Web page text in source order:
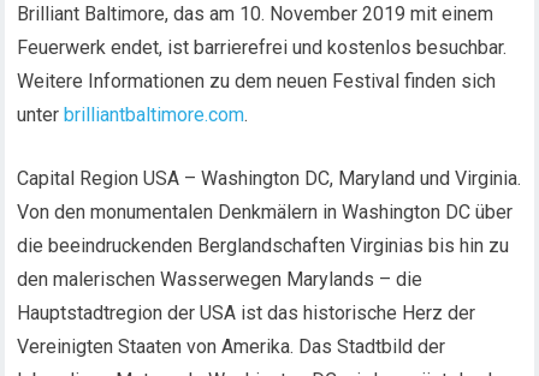
Brilliant Baltimore, das am 10. November 2019 mit einem
Feuerwerk endet, ist barrierefrei und kostenlos besuchbar.
Weitere Informationen zu dem neuen Festival finden sich
unterbrilliantbaltimore.com.
Capital Region USA – Washington DC, Maryland und Virginia.
Von den monumentalen Denkmälern in Washington DC über
die beeindruckenden Berglandschaften Virginias bis hin zu
den malerischen Wasserwegen Marylands – die
Hauptstadtregion der USA ist das historische Herz der
Vereinigten Staaten von Amerika. Das Stadtbild der